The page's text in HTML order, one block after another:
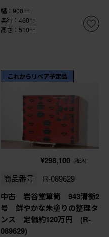
幅：900㎜
奥行：460㎜
高さ：510㎜
これからリペア予定品
¥298,100 (税込)
商品番号 R-089629
中古 岩谷堂箪笥 943清衡2
号 鮮やかな朱塗りの整理タ
ンス 定価約120万円 (R-
089629)